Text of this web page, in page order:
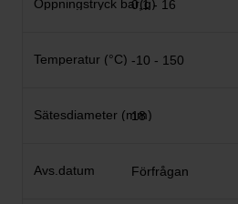
0,1 - 16
-10 - 150
18
Förfrågan